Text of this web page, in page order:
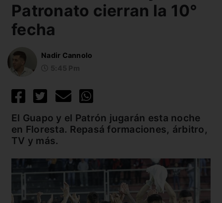
Patronato cierran la 10°
fecha
Nadir Cannolo
El Guapo y el Patrón jugarán esta noche
en Floresta. Repasá formaciones, árbitro,
TV y más.